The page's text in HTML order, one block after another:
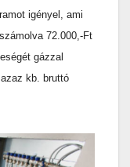
igényel, ami
72.000,-Ft
gázzal
kb. bruttó